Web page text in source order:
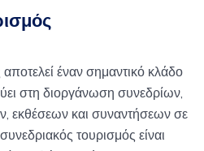
έναν σημαντικό κλάδο
στη διοργάνωση συνεδρίων,
εκθέσεων και συναντήσεων σε
τουρισμός είναι